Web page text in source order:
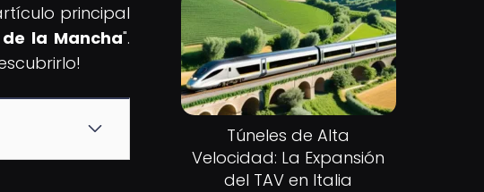
principal
la Mancha".
Túneles de Alta
Velocidad: La Expansión
del TAV en Italia